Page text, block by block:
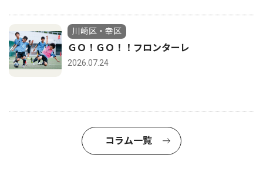
川崎区・幸区
ＧＯ！ＧＯ！！フロンターレ
2026.07.24
コラム一覧